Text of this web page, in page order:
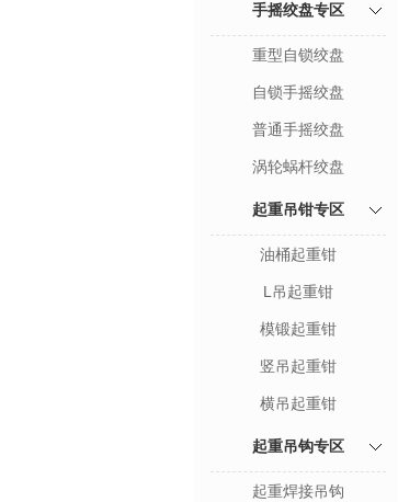
手摇绞盘专区
重型自锁绞盘
自锁手摇绞盘
普通手摇绞盘
涡轮蜗杆绞盘
起重吊钳专区
油桶起重钳
L吊起重钳
模锻起重钳
竖吊起重钳
横吊起重钳
起重吊钩专区
起重焊接吊钩